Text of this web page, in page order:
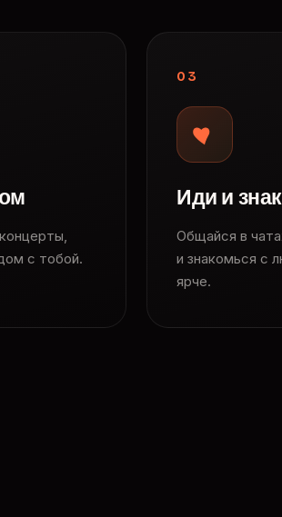
с тобой.
03
Иди и
Общайся в
и знакомься с
ярче.